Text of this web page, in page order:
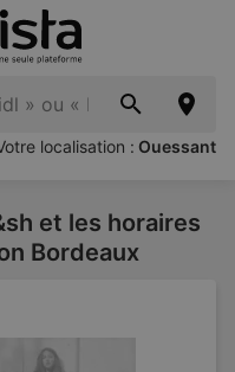
localisation : Ouessant
et les horaires
Bordeaux